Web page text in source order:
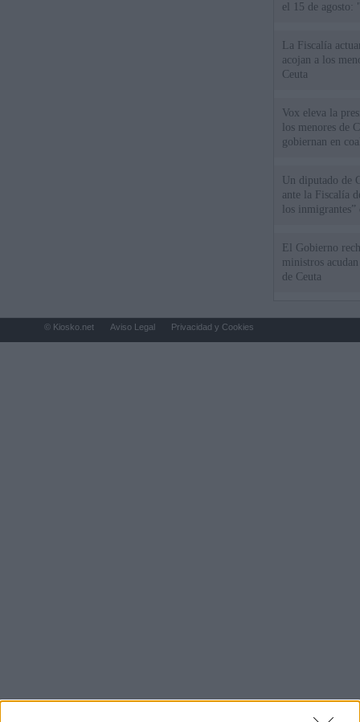
el 15 de agosto:
La Fiscalía
acojan a los
Ceuta
Vox eleva la
los menores de
gobiernan en
Un diputado de
ante la Fiscalía
los inmigrantes”
El Gobierno
ministros
de Ceuta
© Kiosko.net Aviso Legal Privacidad y Cookies